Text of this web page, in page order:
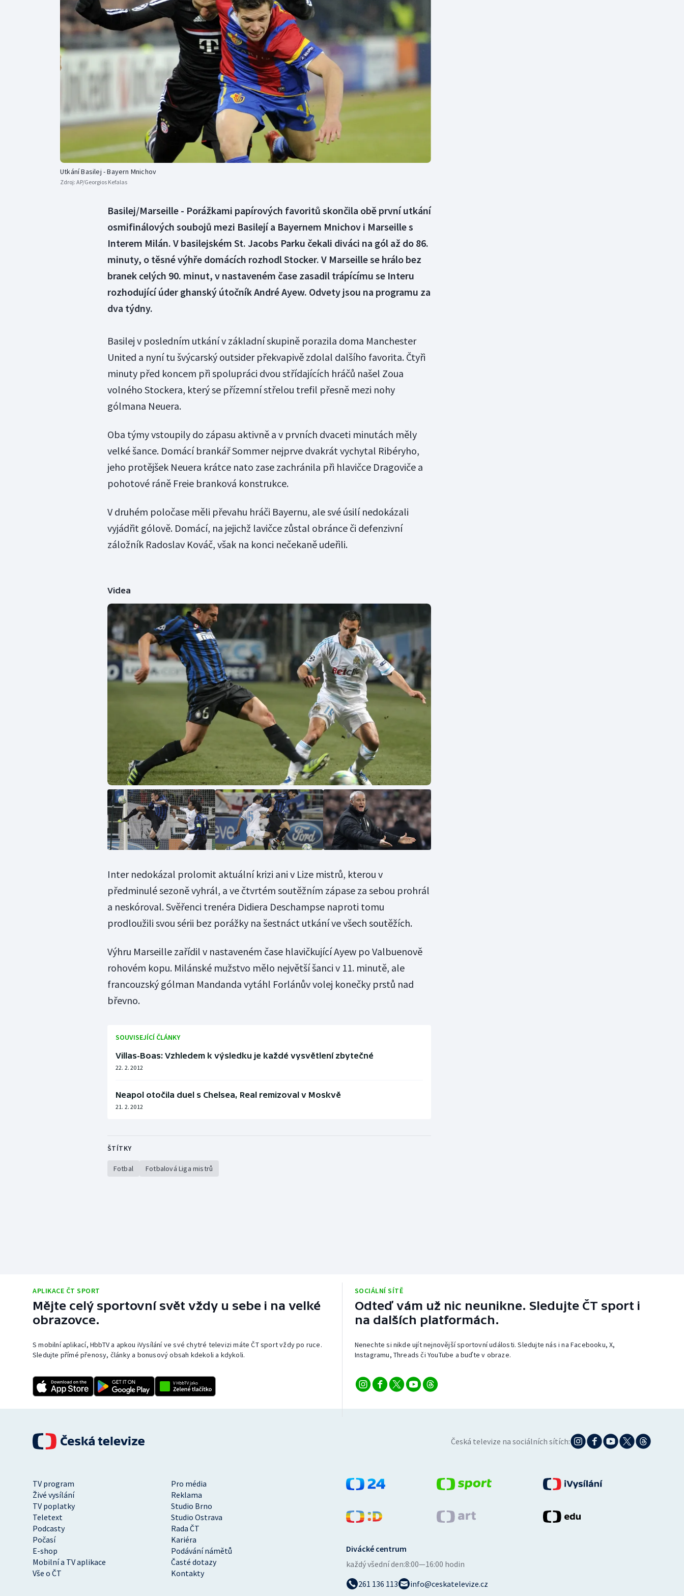
Curling
Dostihy
Florbal
Futsal
Golf
Gymnastika
Moderní pětiboj
Motorsport
Olympijské hry
Parasport
Plavání
Plážový volejbal
Triatlon
Veslování
Vodní slalom
Volejbal
Utkání Basilej - Bayern Mnichov
Zdroj: AP/Georgios Kefalas
Basilej/Marseille - Porážkami papírových favoritů skončila obě první utkání
osmifinálových soubojů mezi Basilejí a Bayernem Mnichov i Marseille s
Interem Milán. V basilejském St. Jacobs Parku čekali diváci na gól až do 86.
minuty, o těsné výhře domácích rozhodl Stocker. V Marseille se hrálo bez
branek celých 90. minut, v nastaveném čase zasadil trápícímu se Interu
rozhodující úder ghanský útočník André Ayew. Odvety jsou na programu za
dva týdny.
Basilej v posledním utkání v základní skupině porazila doma Manchester
United a nyní tu švýcarský outsider překvapivě zdolal dalšího favorita. Čtyři
minuty před koncem při spolupráci dvou střídajících hráčů našel Zoua
volného Stockera, který se přízemní střelou trefil přesně mezi nohy
gólmana Neuera.
Oba týmy vstoupily do zápasu aktivně a v prvních dvaceti minutách měly
velké šance. Domácí brankář Sommer nejprve dvakrát vychytal Ribéryho,
jeho protějšek Neuera krátce nato zase zachránila při hlavičce Dragoviče a
pohotové ráně Freie branková konstrukce.
V druhém poločase měli převahu hráči Bayernu, ale své úsilí nedokázali
vyjádřit gólově. Domácí, na jejichž lavičce zůstal obránce či defenzivní
záložník Radoslav Kováč, však na konci nečekaně udeřili.
Videa
Inter nedokázal prolomit aktuální krizi ani v Lize mistrů, kterou v
předminulé sezoně vyhrál, a ve čtvrtém soutěžním zápase za sebou prohrál
a neskóroval. Svěřenci trenéra Didiera Deschampse naproti tomu
prodloužili svou sérii bez porážky na šestnáct utkání ve všech soutěžích.
Výhru Marseille zařídil v nastaveném čase hlavičkující Ayew po Valbuenově
rohovém kopu. Milánské mužstvo mělo největší šanci v 11. minutě, ale
francouzský gólman Mandanda vytáhl Forlánův volej konečky prstů nad
břevno.
SOUVISEJÍCÍ ČLÁNKY
Villas-Boas: Vzhledem k výsledku je každé vysvětlení zbytečné
22. 2. 2012
Neapol otočila duel s Chelsea, Real remizoval v Moskvě
21. 2. 2012
ŠTÍTKY
Fotbal Fotbalová Liga mistrů
APLIKACE ČT SPORT
Mějte celý sportovní svět vždy u sebe i na velké
obrazovce.
S mobilní aplikací, HbbTV a apkou iVysílání ve své chytré televizi máte ČT sport vždy po ruce.
Sledujte přímé přenosy, články a bonusový obsah kdekoli a kdykoli.
SOCIÁLNÍ SÍTĚ
Odteď vám už nic neunikne. Sledujte ČT sport i
na dalších platformách.
Nenechte si nikde ujít nejnovější sportovní události. Sledujte nás i na Facebooku, X,
Instagramu, Threads či YouTube a buďte v obraze.
Česká televize na sociálních sítích:
TV program
Pro média
Živé vysílání
Reklama
TV poplatky
Studio Brno
Teletext
Studio Ostrava
Podcasty
Rada ČT
Počasí
Kariéra
E-shop
Podávání námětů
Mobilní a TV aplikace
Časté dotazy
Vše o ČT
Kontakty
Divácké centrum
každý všední den:8:00—16:00 hodin
261 136 113
info@ceskatelevize.cz